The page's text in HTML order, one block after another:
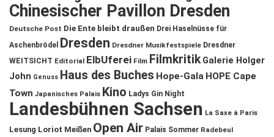
Chinesischer Pavillon Dresden
Deutsche Post Die Ente bleibt draußen Drei Haselnüsse für
Aschenbrödel
Dresden Dresdner Musikfestspiele Dresdner
WEITSICHT Editorial ElbUferei Film Filmkritik Galerie Holger
John Genuss Haus des Buches Hope-Gala HOPE Cape
Town Japanisches Palais Kino Ladys Gin Night
Landesbühnen Sachsen La Saxe à Paris
Lesung Loriot Meißen Open Air Palais Sommer Radebeul